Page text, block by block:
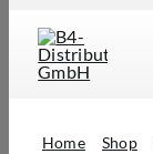
content
Home Shop